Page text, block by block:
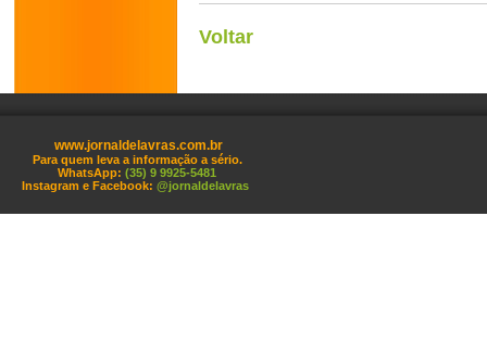
Voltar
www.jornaldelavras.com.br
Para quem leva a informação a sério.
WhatsApp: (35) 9 9925-5481
Instagram e Facebook: @jornaldelavras